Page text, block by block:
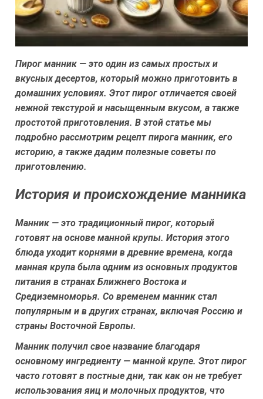
Пирог манник — это один из самых простых и
вкусных десертов, который можно приготовить в
домашних условиях. Этот пирог отличается своей
нежной текстурой и насыщенным вкусом, а также
простотой приготовления. В этой статье мы
подробно рассмотрим рецепт пирога манник, его
историю, а также дадим полезные советы по
приготовлению.
История и происхождение манника
Манник — это традиционный пирог, который
готовят на основе манной крупы. История этого
блюда уходит корнями в древние времена, когда
манная крупа была одним из основных продуктов
питания в странах Ближнего Востока и
Средиземноморья. Со временем манник стал
популярным и в других странах, включая Россию и
страны Восточной Европы.
Манник получил свое название благодаря
основному ингредиенту — манной крупе. Этот пирог
часто готовят в постные дни, так как он не требует
использования яиц и молочных продуктов, что